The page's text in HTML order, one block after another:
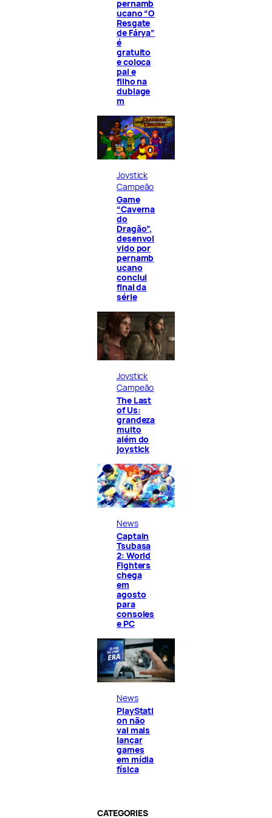
pernamb
ucano “O
Resgate
de Fárya”
é
gratuito
e coloca
pai e
filho na
dublage
m
Joystick
Campeão
Game
“Caverna
do
Dragão”,
desenvol
vido por
pernamb
ucano
conclui
final da
série
Joystick
Campeão
The Last
of Us:
grandeza
muito
além do
joystick
News
Captain
Tsubasa
2: World
Fighters
chega
em
agosto
para
consoles
e PC
News
PlayStati
on não
vai mais
lançar
games
em mídia
física
CATEGORIES